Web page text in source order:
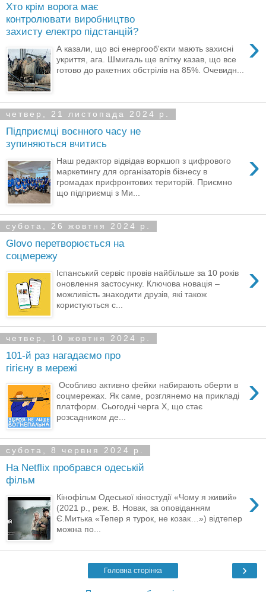
Хто крім ворога має
контролювати виробництво
захисту електро підстанцій?
›
А казали, що всі енергооб'єкти мають захисні
укриття, ага. Шмигаль ще влітку казав, що все
готово до ракетних обстрілів на 85%. Очевидн...
четвер, 21 листопада 2024 р.
Підприємці воєнного часу не
зупиняються вчитись
›
Наш редактор відвідав воркшоп з цифрового
маркетингу для організаторів бізнесу в
громадах прифронтових територій. Приємно
що підприємці з Ми...
субота, 26 жовтня 2024 р.
Glovo перетворюється на
соцмережу
›
Іспанський сервіс провів найбільше за 10 років
оновлення застосунку. Ключова новація –
можливість знаходити друзів, які також
користуються с...
четвер, 10 жовтня 2024 р.
101-й раз нагадаємо про
гігієну в мережі
›
​​ Особливо активно фейки набирають оберти в
соцмережах. Як саме, розглянемо на прикладі
платформ. Сьогодні черга X, що стає
розсадником де...
субота, 8 червня 2024 р.
На Netflix пробрався одеській
фільм
›
Кінофільм Одеської кіностудії «Чому я живий»
(2021 р., реж. В. Новак, за оповіданням
Є.Митька «Тепер я турок, не козак…») відтепер
можна по...
›
Головна сторінка